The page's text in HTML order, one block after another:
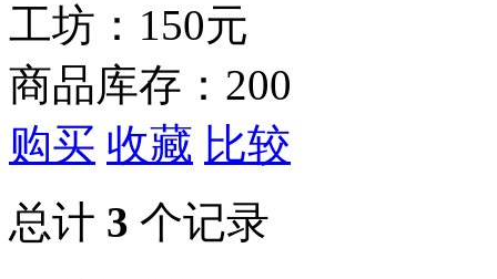
工坊： 150元
商品库存：200
购买 收藏 比较
总计 3 个记录